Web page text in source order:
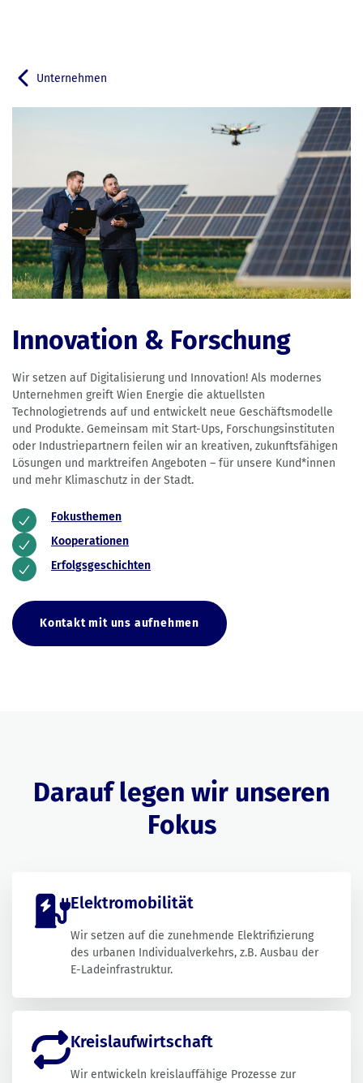
Zurück zu
Unternehmen
Innovation & Forschung
Wir setzen auf Digitalisierung und Innovation! Als modernes
Unternehmen greift Wien Energie die aktuellsten
Technologietrends auf und entwickelt neue Geschäftsmodelle
und Produkte. Gemeinsam mit Start-Ups, Forschungsinstituten
oder Industriepartnern feilen wir an kreativen, zukunftsfähigen
Lösungen und marktreifen Angeboten – für unsere Kund*innen
und mehr Klimaschutz in der Stadt.
Fokusthemen
Kooperationen
Erfolgsgeschichten
Kontakt mit uns aufnehmen
Darauf legen wir unseren
Fokus
Elektromobilität
Wir setzen auf die zunehmende Elektrifizierung
des urbanen Individualverkehrs, z.B. Ausbau der
E-Ladeinfrastruktur.
Kreislaufwirtschaft
Wir entwickeln kreislauffähige Prozesse zur